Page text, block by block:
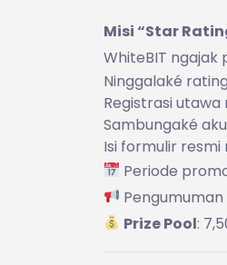
Misi “Star
WhiteBIT ngajak
Ninggalaké
Registrasi utawa
Sambungaké
Isi formulir
Periode
Prize Pool: